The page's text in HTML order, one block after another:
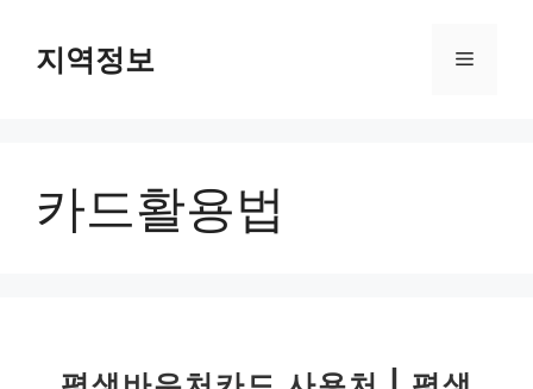
지역정보 메
카드활용법